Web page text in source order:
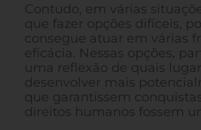
Contudo, em várias
que fazer opções difíceis,
consegue atuar em várias
eficácia. Nessas opções,
uma reflexão de quais
desenvolver mais
que garantissem
direitos humanos fossem